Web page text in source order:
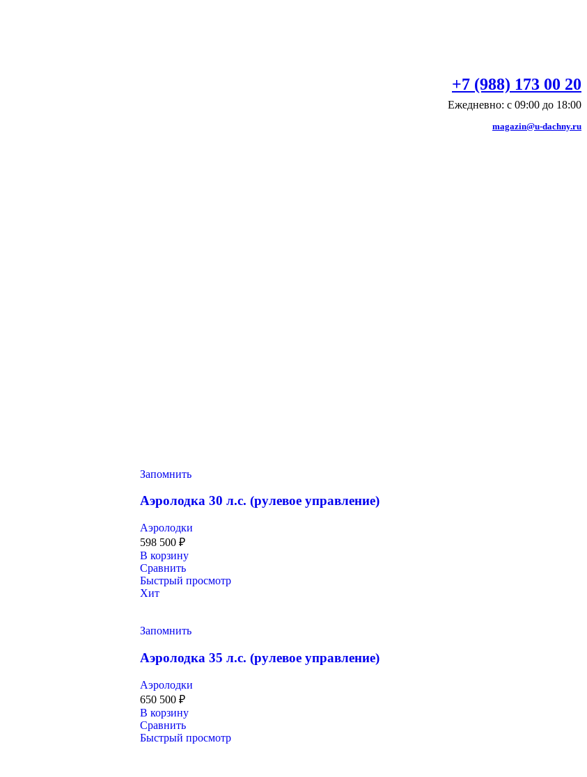
+7 (988) 173 00 20
Ежедневно: с 09:00 до 18:00
magazin@u-dachny.ru
Запомнить
Аэролодка 30 л.с. (рулевое управление)
Аэролодки
598 500 ₽
В корзину
Сравнить
Быстрый просмотр
Хит
Запомнить
Аэролодка 35 л.с. (рулевое управление)
Аэролодки
650 500 ₽
В корзину
Сравнить
Быстрый просмотр